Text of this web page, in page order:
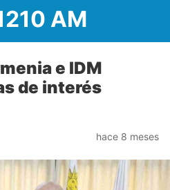
AM
e IDM
de interés
hace 8 meses